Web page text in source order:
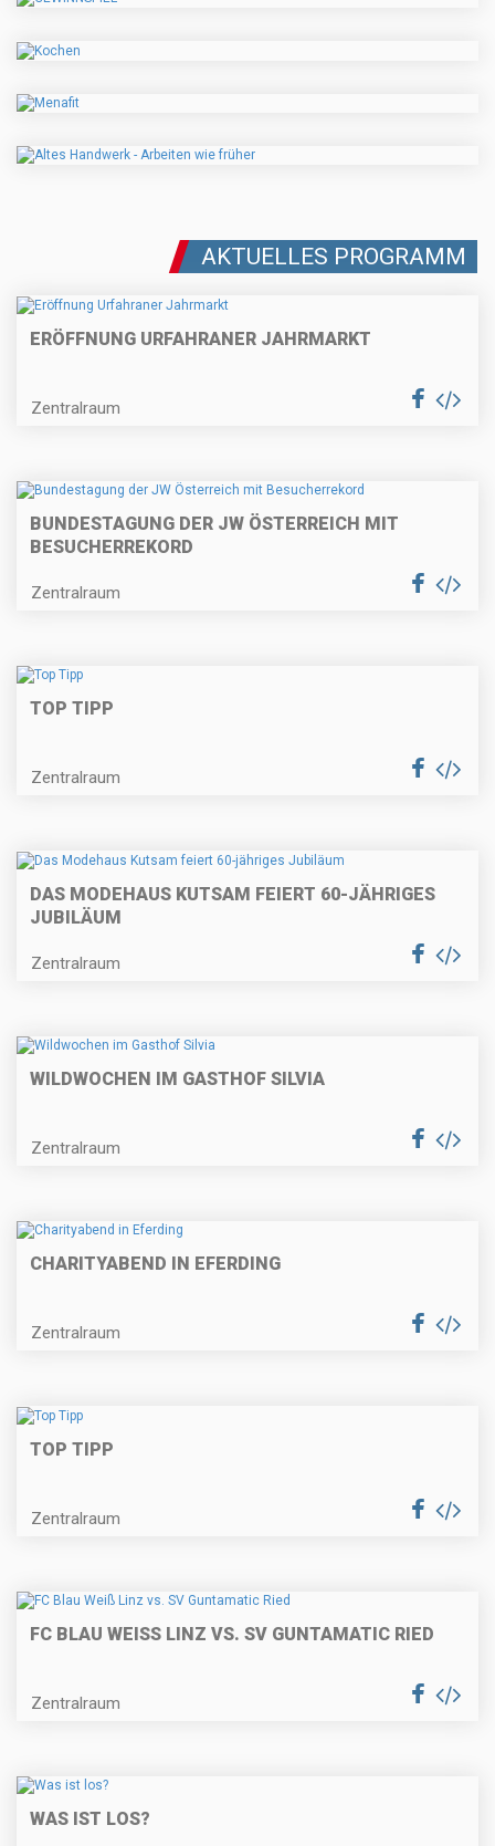
AKTUELLES PROGRAMM
ERÖFFNUNG URFAHRANER JAHRMARKT
Zentralraum
BUNDESTAGUNG DER JW ÖSTERREICH MIT
BESUCHERREKORD
Zentralraum
TOP TIPP
Zentralraum
DAS MODEHAUS KUTSAM FEIERT 60-JÄHRIGES
JUBILÄUM
Zentralraum
WILDWOCHEN IM GASTHOF SILVIA
Zentralraum
CHARITYABEND IN EFERDING
Zentralraum
TOP TIPP
Zentralraum
FC BLAU WEISS LINZ VS. SV GUNTAMATIC RIED
Zentralraum
WAS IST LOS?